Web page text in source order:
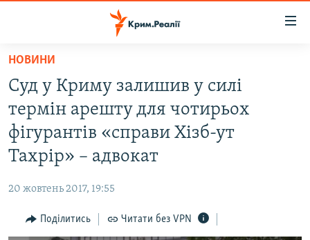
Перейти
основного
матеріалу
Перейти
до
основної
Перейти
пошуку
ВОДА.КРИМ
ВІДЕО ТА ФОТО
ПОЛІТИКА
ІНТЕРВ'Ю
НОВИНИ
Суд у Криму залишив у силі
термін арешту для чотирьох
фігурантів «справи Хізб-ут
Тахрір» – адвокат
20 жовтень 2017, 19:55
Поділитись Читати без VPN